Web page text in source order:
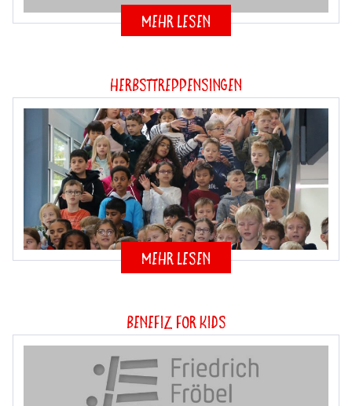
mehr lesen
Herbsttreppensingen
mehr lesen
Benefiz for Kids